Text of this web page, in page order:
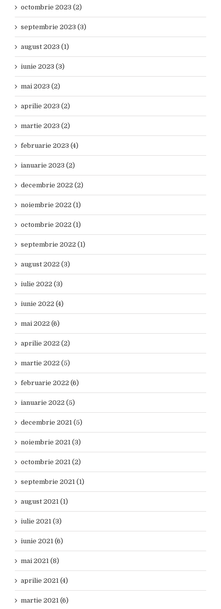
octombrie 2023 (2)
septembrie 2023 (3)
august 2023 (1)
iunie 2023 (3)
mai 2023 (2)
aprilie 2023 (2)
martie 2023 (2)
februarie 2023 (4)
ianuarie 2023 (2)
decembrie 2022 (2)
noiembrie 2022 (1)
octombrie 2022 (1)
septembrie 2022 (1)
august 2022 (3)
iulie 2022 (3)
iunie 2022 (4)
mai 2022 (6)
aprilie 2022 (2)
martie 2022 (5)
februarie 2022 (6)
ianuarie 2022 (5)
decembrie 2021 (5)
noiembrie 2021 (3)
octombrie 2021 (2)
septembrie 2021 (1)
august 2021 (1)
iulie 2021 (3)
iunie 2021 (6)
mai 2021 (8)
aprilie 2021 (4)
martie 2021 (6)